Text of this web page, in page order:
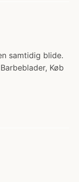
samtidig blide.
Køb